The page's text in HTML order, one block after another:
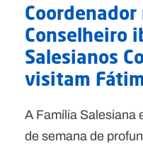
Conselheiro
Salesianos
visitam
A Família Salesiana
de semana de